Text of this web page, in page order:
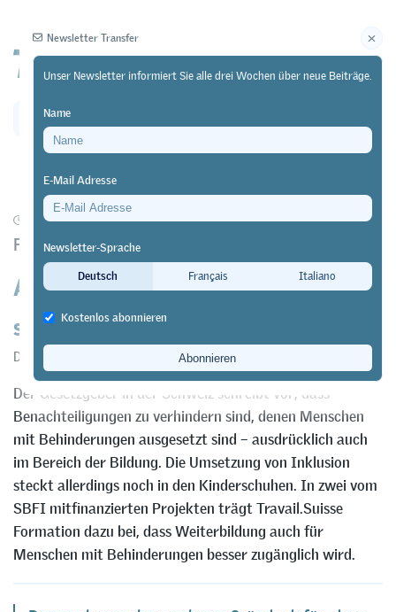
26/09/23 Forschung https://doi.org/10.64829/9781
Förderprojekte von Travail.Suisse Formation
Auch Menschen mit Behinderungen
sollen sich weiterbilden können
Daphna Paz
Der Gesetzgeber in der Schweiz schreibt vor, dass
Benachteiligungen zu verhindern sind, denen Menschen
mit Behinderungen ausgesetzt sind – ausdrücklich auch
im Bereich der Bildung. Die Umsetzung von Inklusion
steckt allerdings noch in den Kinderschuhen. In zwei vom
SBFI mitfinanzierten Projekten trägt Travail.Suisse
Formation dazu bei, dass Weiterbildung auch für
Menschen mit Behinderungen besser zugänglich wird.
Newsletter Transfer
Unser Newsletter informiert Sie alle drei Wochen über neue Beiträge.
Name
E-Mail Adresse
Newsletter-Sprache
Deutsch
Français Italiano
Kostenlos abonnieren